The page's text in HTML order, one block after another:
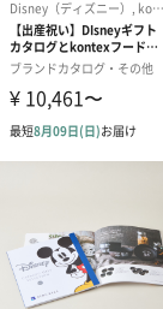
配送用のダンボ
送りする際に人
合は、紙袋との